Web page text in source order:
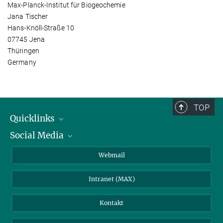
Max-Planck-Institut für Biogeochemie
Jana Tischer
Hans-Knöll-Straße 10
07745 Jena
Thüringen
Germany
TOP
Quicklinks
IMPRS Graduiertenschule
Social Media
Webmail
Intranet (MAX)
Kontakt